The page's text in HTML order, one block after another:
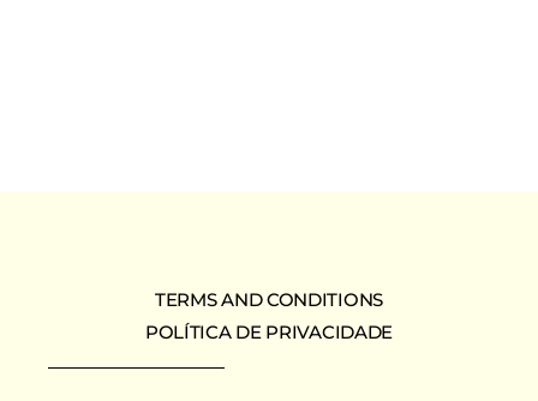
TERMS AND CONDITIONS
POLÍTICA DE PRIVACIDADE